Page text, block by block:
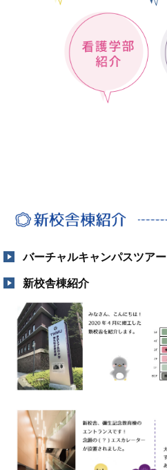
バーチャルキャンパスツアー
新校舎棟紹介